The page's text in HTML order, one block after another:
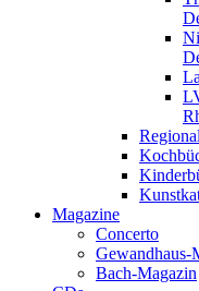
Magazine
Concerto
Gewandhaus-
Bach-Magazin